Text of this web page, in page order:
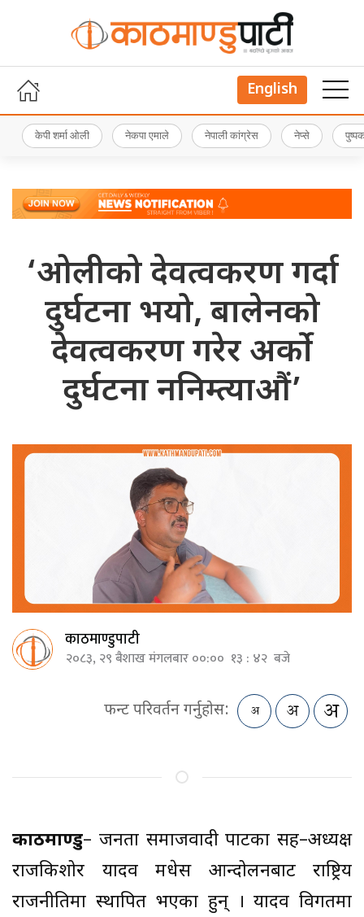
English
केपी शर्मा ओली नेकपा एमाले नेपाली कांग्रेस नेप्से
‘ओलीको देवत्वकरण गर्दा
दुर्घटना भयो, बालेनको
देवत्वकरण गरेर अर्को
दुर्घटना ननिम्त्याऔं’
काठमाण्डुपाटी
२०८३, २९ बैशाख मंगलबार ००:०० १३ : ४२ बजे
फन्ट परिवर्तन गर्नुहोस:
काठमाण्डु– जनता समाजवादी पार्टीका सह–अध्यक्ष
राजकिशोर यादव मधेस आन्दोलनबाट राष्ट्रिय
राजनीतिमा स्थापित भएका हुन् । यादव विगतमा